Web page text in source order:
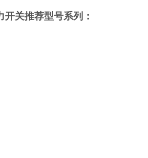
关推荐型号系列：